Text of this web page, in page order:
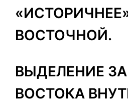
ВОСТОЧНОЙ.
ВЫДЕЛЕНИЕ
ВОСТОКА